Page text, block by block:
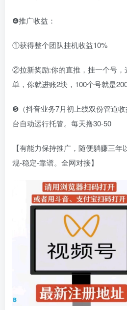
❹推广收益：
①获得整个团队挂机收益10%
②拉新奖励:你的直推，挂一个号，
单，你就进账2块，100个号就是
❺（抖音业务7月初上线双份管道
台自动运行托管。每天撸30-50
【有能力保持推广，随便躺赚三
规-稳定-靠谱。全网对接】